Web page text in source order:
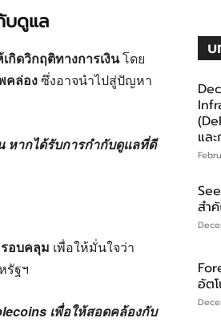
บดูแล
กิดวิกฤติทางการเงินโดย
คล่องซึ่งอาจนำไปสู่ปัญหา
หากได้รับการกำกับดูแลที่ดี
อบคลุม เพื่อให้มั่นใจว่า
รัฐฯ
เพื่อให้สอดคล้องกับ
บ
แล
สำ
อัต